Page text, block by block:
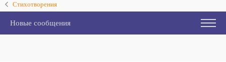
Стихотворения
Новые сообщения